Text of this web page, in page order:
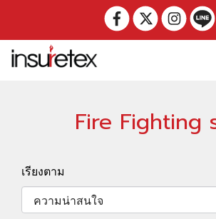
Fire Fighting
เรียงตาม